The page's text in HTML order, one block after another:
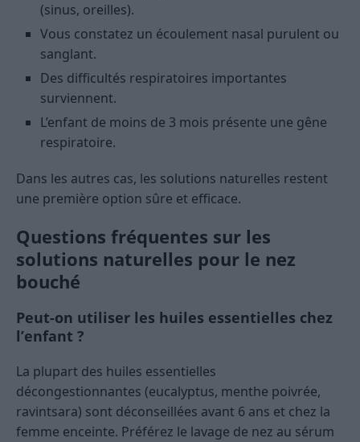
(sinus, oreilles).
Vous constatez un écoulement nasal purulent ou
sanglant.
Des difficultés respiratoires importantes
surviennent.
L’enfant de moins de 3 mois présente une gêne
respiratoire.
Dans les autres cas, les solutions naturelles restent
une première option sûre et efficace.
Questions fréquentes sur les
solutions naturelles pour le nez
bouché
Peut-on utiliser les huiles essentielles chez
l’enfant ?
La plupart des huiles essentielles
décongestionnantes (eucalyptus, menthe poivrée,
ravintsara) sont déconseillées avant 6 ans et chez la
femme enceinte. Préférez le lavage de nez au sérum